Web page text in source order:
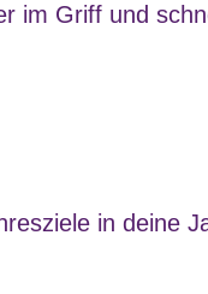
im Griff und
in deine